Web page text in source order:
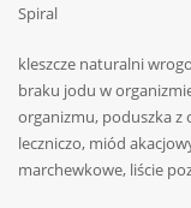
Spiral
kleszcze naturalni
braku jodu w
organizmu, poduszka z
leczniczo, miód
marchewkowe, liście